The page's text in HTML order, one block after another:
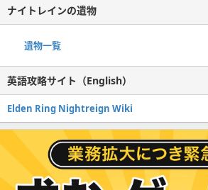
ナイトレインの遺物
遺物一覧
英語攻略サイト（English）
Elden Ring Nightreign Wiki